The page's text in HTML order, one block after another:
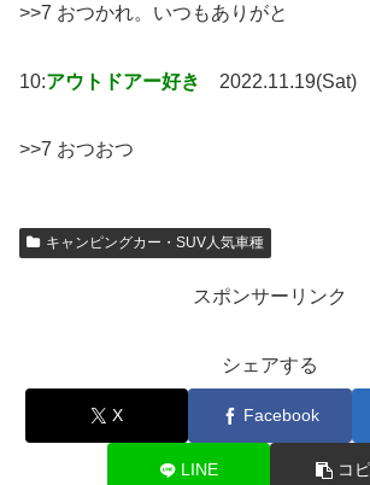
>>7 おつかれ。いつもありがと
10:アウトドアー好き 2022.11.19(Sat)
>>7 おつおつ
キャンピングカー・SUV人気車種
スポンサーリンク
シェアする
X Facebook
LINE コ